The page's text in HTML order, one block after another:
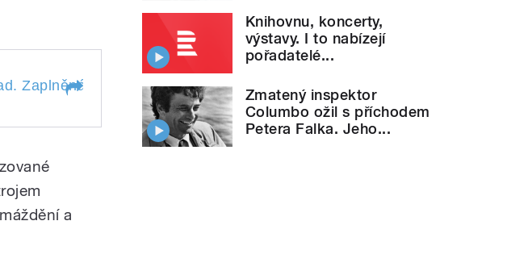
Zaplněná Letná jim v roce 1989
a
Knihovnu, koncerty,
výstavy. I to nabízejí
pořadatelé...
Zmatený inspektor
Columbo ožil s příchodem
Petera Falka. Jeho...